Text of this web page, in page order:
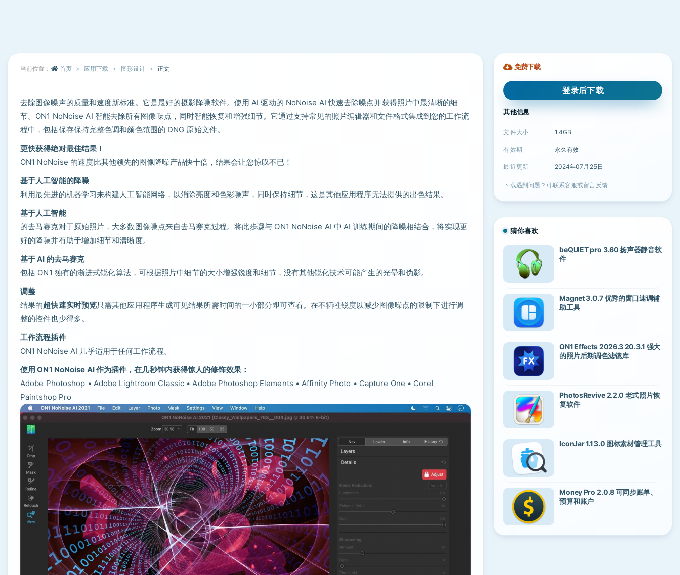
当前位置： 首页 应用下载 图形设计 正文
去除图像噪声的质量和速度新标准。它是最好的摄影降噪软件。使用 AI 驱动的 NoNoise AI 快速去除噪点并获得照片中最清晰的细
节。ON1 NoNoise AI 智能去除所有图像噪点，同时智能恢复和增强细节。它通过支持常见的照片编辑器和文件格式集成到您的工作流
程中，包括保存保持完整色调和颜色范围的 DNG 原始文件。
更快获得绝对最佳结果！
ON1 NoNoise 的速度比其他领先的图像降噪产品快十倍，结果会让您惊叹不已！
基于人工智能的降噪
利用最先进的机器学习来构建人工智能网络，以消除亮度和色彩噪声，同时保持细节，这是其他应用程序无法提供的出色结果。
基于人工智能
的去马赛克对于原始照片，大多数图像噪点来自去马赛克过程。将此步骤与 ON1 NoNoise AI 中 AI 训练期间的降噪相结合，将实现更
好的降噪并有助于增加细节和清晰度。
基于 AI 的去马赛克
包括 ON1 独有的渐进式锐化算法，可根据照片中细节的大小增强锐度和细节，没有其他锐化技术可能产生的光晕和伪影。
调整
结果的超快速实时预览只需其他应用程序生成可见结果所需时间的一小部分即可查看。在不牺牲锐度以减少图像噪点的限制下进行调
整的控件也少得多。
工作流程插件
ON1 NoNoise AI 几乎适用于任何工作流程。
使用 ON1 NoNoise AI 作为插件，在几秒钟内获得惊人的修饰效果：
Adobe Photoshop • Adob​​e Lightroom Classic • Adob​​e Photoshop Elements • Affinity Photo • Capture One • Corel
Paintshop Pro
免费下载
登录后下载
其他信息
文件大小 1.4GB
有效期 永久有效
最近更新 2024年07月25日
下载遇到问题？可联系客服或留言反馈
猜你喜欢
beQUIET pro 3.60 扬声器静音软
件
Magnet 3.0.7 优秀的窗口速调辅
助工具
ON1 Effects 2026.3 20.3.1 强大
的照片后期调色滤镜库
PhotosRevive 2.2.0 老式照片恢
复软件
IconJar 1.13.0 图标素材管理工具
Money Pro 2.0.8 可同步账单、
预算和账户